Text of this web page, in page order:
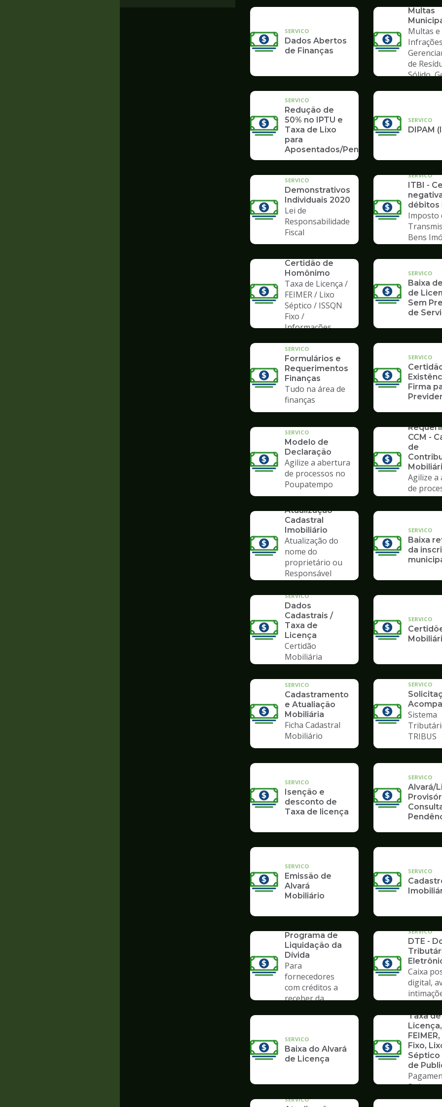
SERVICO
Dados Abertos
de Finanças
Multas
Multas e
de
Sólido,
SERVICO
Redução de
50% no IPTU e
Taxa de Lixo
para
Aposentados/Pensionistas
SERVICO
DIPAM
SERVICO
Demonstrativos
Individuais 2020
Lei de
Responsabilidade
Fiscal
SERVICO
ITBI -
débitos
Imposto
Bens
Certidão de
Homônimo
Taxa de Licença /
FEIMER / Lixo
Séptico / ISSQN
Fixo /
Informações
SERVICO
Baixa
de
Sem
de
SERVICO
Formulários e
Requerimentos
Finanças
Tudo na área de
finanças
SERVICO
Firma
SERVICO
Modelo de
Declaração
Agilize a abertura
de processos no
Poupatempo
CCM -
de
Agilize
de
Atualização
Cadastral
Imobiliário
Atualização do
nome do
proprietário ou
Responsável
SERVICO
Baixa
da
SERVICO
Dados
Cadastrais /
Taxa de
Licença
Certidão
Mobiliária
SERVICO
SERVICO
Cadastramento
e Atualiação
Mobiliária
Ficha Cadastral
Mobiliário
SERVICO
Sistema
TRIBUS
SERVICO
Isenção e
desconto de
Taxa de licença
SERVICO
Alvará/
SERVICO
Emissão de
Alvará
Mobiliário
SERVICO
SERVICO
Programa de
Liquidação da
Dívida
Para
fornecedores
com créditos a
receber da
SERVICO
DTE -
Caixa
digital,
SERVICO
Baixa do Alvará
de Licença
Taxa de
Licença,
Fixo,
Séptico
de
Boleto
SERVICO